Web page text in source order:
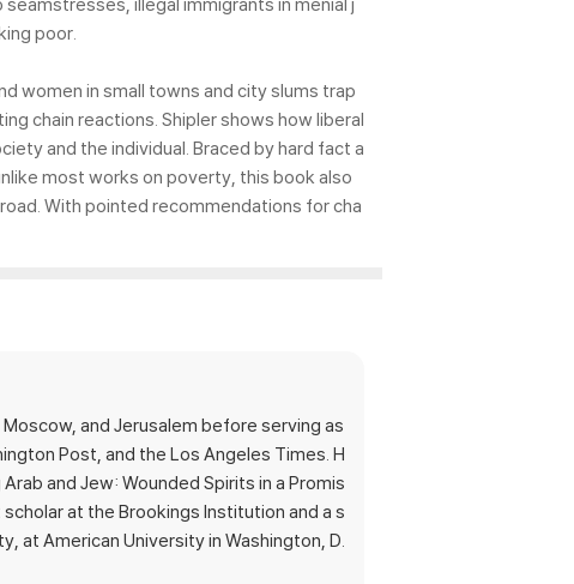
poor.
women in small towns and city slums trap
chain reactions. Shipler shows how liberal
and the individual. Braced by hard fact a
most works on poverty, this book also
With pointed recommendations for cha
and Jerusalem before serving as
Post, and the Los Angeles Times. H
and Jew: Wounded Spirits in a Promis
at the Brookings Institution and a s
at American University in Washington, D.